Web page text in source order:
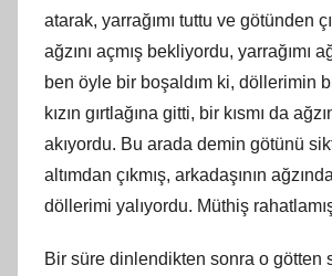
atarak, yarrağımı tuttu ve götünden
ağzını açmış bekliyordu, yarrağımı
ben öyle bir boşaldım ki, döllerimin
kızın gırtlağına gitti, bir kısmı da
akıyordu. Bu arada demin götünü
altımdan çıkmış, arkadaşının
döllerimi yalıyordu. Müthiş
Bir süre dinlendikten sonra o götten